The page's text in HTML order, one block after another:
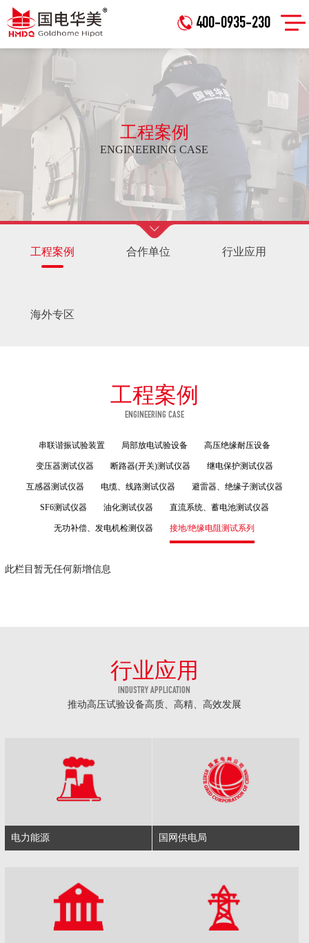
400-0935-230
工程案例
ENGINEERING CASE
工程案例 合作单位 行业应用
海外专区
工程案例
ENGINEERING CASE
串联谐振试验装置 局部放电试验设备 高压绝缘耐压设备
变压器测试仪器 断路器(开关)测试仪器 继电保护测试仪器
互感器测试仪器 电缆、线路测试仪器 避雷器、绝缘子测试仪器
SF6测试仪器 油化测试仪器 直流系统、蓄电池测试仪器
无功补偿、发电机检测仪器 接地/绝缘电阻测试系列
此栏目暂无任何新增信息
行业应用
INDUSTRY APPLICATION
推动高压试验设备高质、高精、高效发展
电力能源 国网供电局